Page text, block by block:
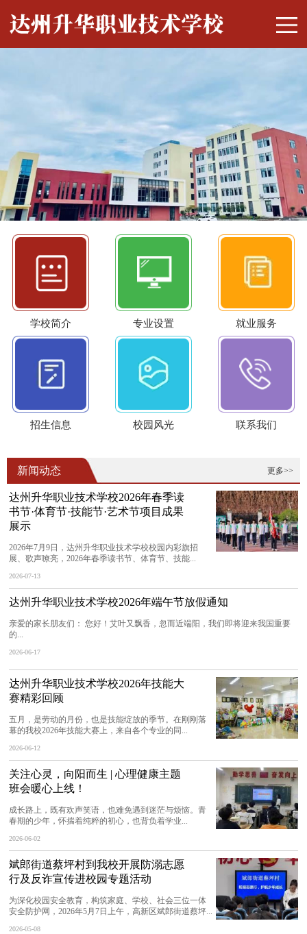
学校简介 专业设置 就业服务
招生信息 校园风光 联系我们
更多>>
新闻动态
达州升华职业技术学校2026年春季读
书节·体育节·技能节·艺术节项目成果
展示
2026年7月9日，达州升华职业技术学校校园内彩旗招
展、歌声嘹亮，2026年春季读书节、体育节、技能...
2026-07-13
达州升华职业技术学校2026年端午节放假通知
亲爱的家长朋友们： 您好！艾叶又飘香，忽而近端阳，我们即将迎来我国重要
的...
2026-06-17
达州升华职业技术学校2026年技能大
赛精彩回顾
五月，是劳动的月份，也是技能绽放的季节。在刚刚落
幕的我校2026年技能大赛上，来自各个专业的同...
2026-06-12
关注心灵，向阳而生 | 心理健康主题
班会暖心上线！
成长路上，既有欢声笑语，也难免遇到迷茫与烦恼。青
春期的少年，怀揣着纯粹的初心，也背负着学业...
2026-06-02
斌郎街道蔡坪村到我校开展防溺志愿
行及反诈宣传进校园专题活动
为深化校园安全教育，构筑家庭、学校、社会三位一体
安全防护网，2026年5月7日上午，高新区斌郎街道蔡坪...
2026-05-08